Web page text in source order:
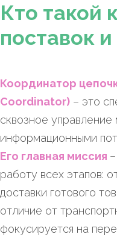
Кто такой
поставок
Координатор
Coordinator) – это
сквозное
информационными
Его главная миссия
работу всех этапов:
доставки готового
отличие от
фокусируется на